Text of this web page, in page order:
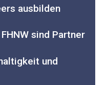
ausbilden
sind Partner
und